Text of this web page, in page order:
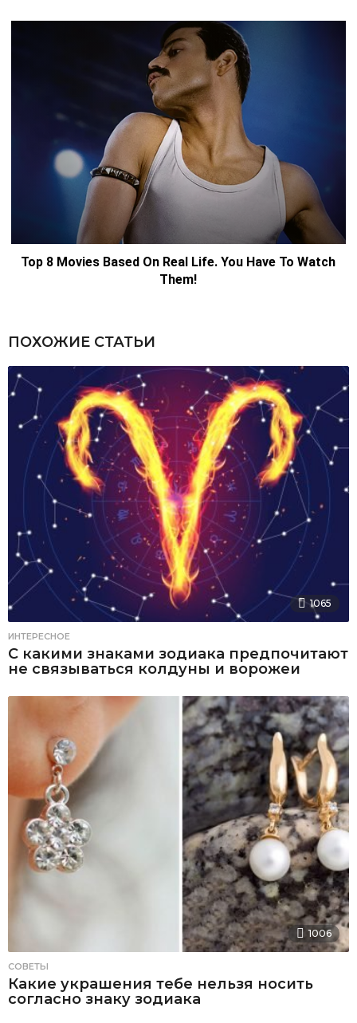
ПОХОЖИЕ СТАТЬИ
1065
ИНТЕРЕСНОЕ
С какими знаками зодиака предпочитают
не связываться колдуны и ворожеи
1006
СОВЕТЫ
Какие украшения тебе нельзя носить
согласно знаку зодиака